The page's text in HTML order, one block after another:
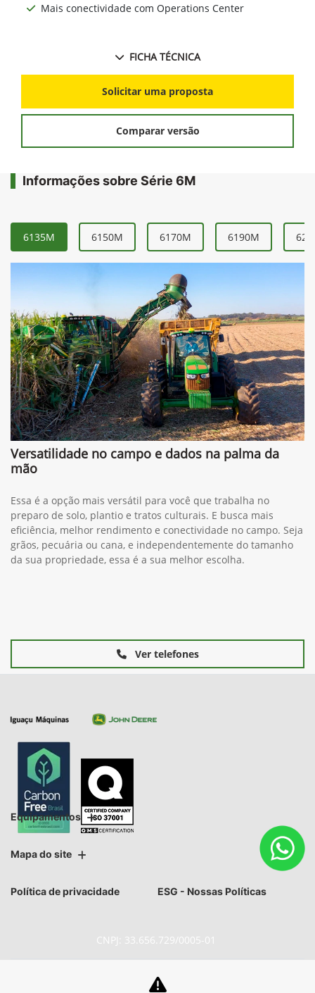
Mais conectividade com Operations Center
FICHA TÉCNICA
Solicitar uma proposta
Comparar versão
Informações sobre Série 6M
6135M 6150M 6170M 6190M
Versatilidade no campo e dados na palma da
mão
Essa é a opção mais versátil para você que trabalha no
preparo de solo, plantio e tratos culturais. E busca mais
eficiência, melhor rendimento e conectividade no campo. Seja
grãos, pecuária ou cana, e independentemente do tamanho
da sua propriedade, essa é a sua melhor escolha.
Ver telefones
Equipamentos
Mapa do site
Política de privacidade ESG - Nossas Políticas
CNPJ: 33.656.729/0005-01